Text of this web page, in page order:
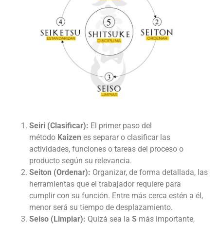
Seiri (Clasificar): El primer paso del
método Kaizen es separar o clasificar las
actividades, funciones o tareas del proceso o
producto según su relevancia.
Seiton (Ordenar): Organizar, de forma detallada, las
herramientas que el trabajador requiere para
cumplir con su función. Entre más cerca estén a él,
menor será su tiempo de desplazamiento.
Seiso (Limpiar): Quizá sea la S más importante,